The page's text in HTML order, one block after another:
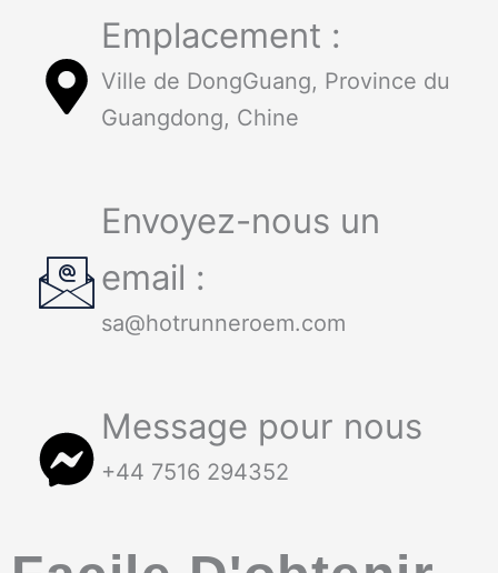
Emplacement :
Ville de DongGuang, Province du
Guangdong, Chine
Envoyez-nous un
email :
sa@hotrunneroem.com
Message pour nous
+44 7516 294352